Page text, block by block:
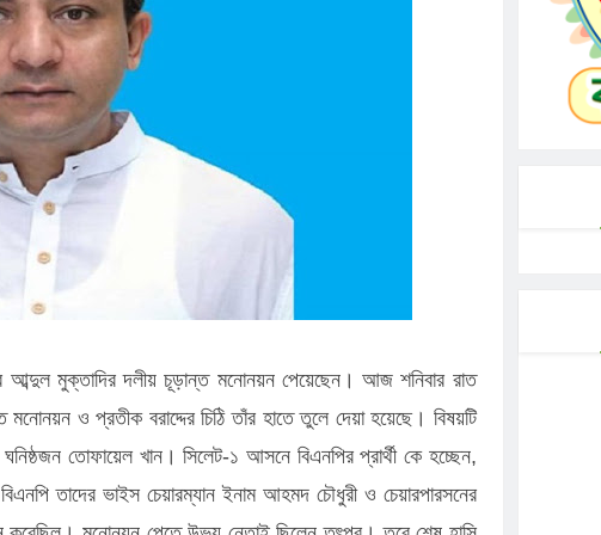
আসছেন
সমাবেশ,
আঁধারে
আব্দুল মুক্তাদির দলীয় চূড়ান্ত মনোনয়ন পেয়েছেন। আজ শনিবার রাত
মনোনয়ন ও প্রতীক বরাদ্দের চিঠি তাঁর হাতে তুলে দেয়া হয়েছে। বিষয়টি
তোফায়েল খান। সিলেট-১ আসনে বিএনপির প্রার্থী কে হচ্ছেন,
তাদের ভাইস চেয়ারম্যান ইনাম আহমদ চৌধুরী ও চেয়ারপারসনের